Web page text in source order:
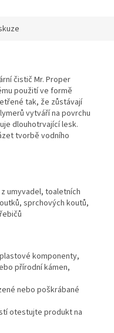
čistič Mr. Proper
použití ve formě
tak, že zůstávají
vytváří na povrchu
dlouhotrvající lesk.
tvorbě vodního
umyvadel, toaletních
sprchových koutů,
komponenty,
přírodní kámen,
nebo poškrábané
otestujte produkt na